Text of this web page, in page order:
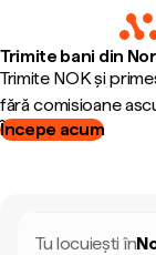
Trimite bani din
Trimite NOK și
fără comisioane
Începe acum
Tu locuiești în